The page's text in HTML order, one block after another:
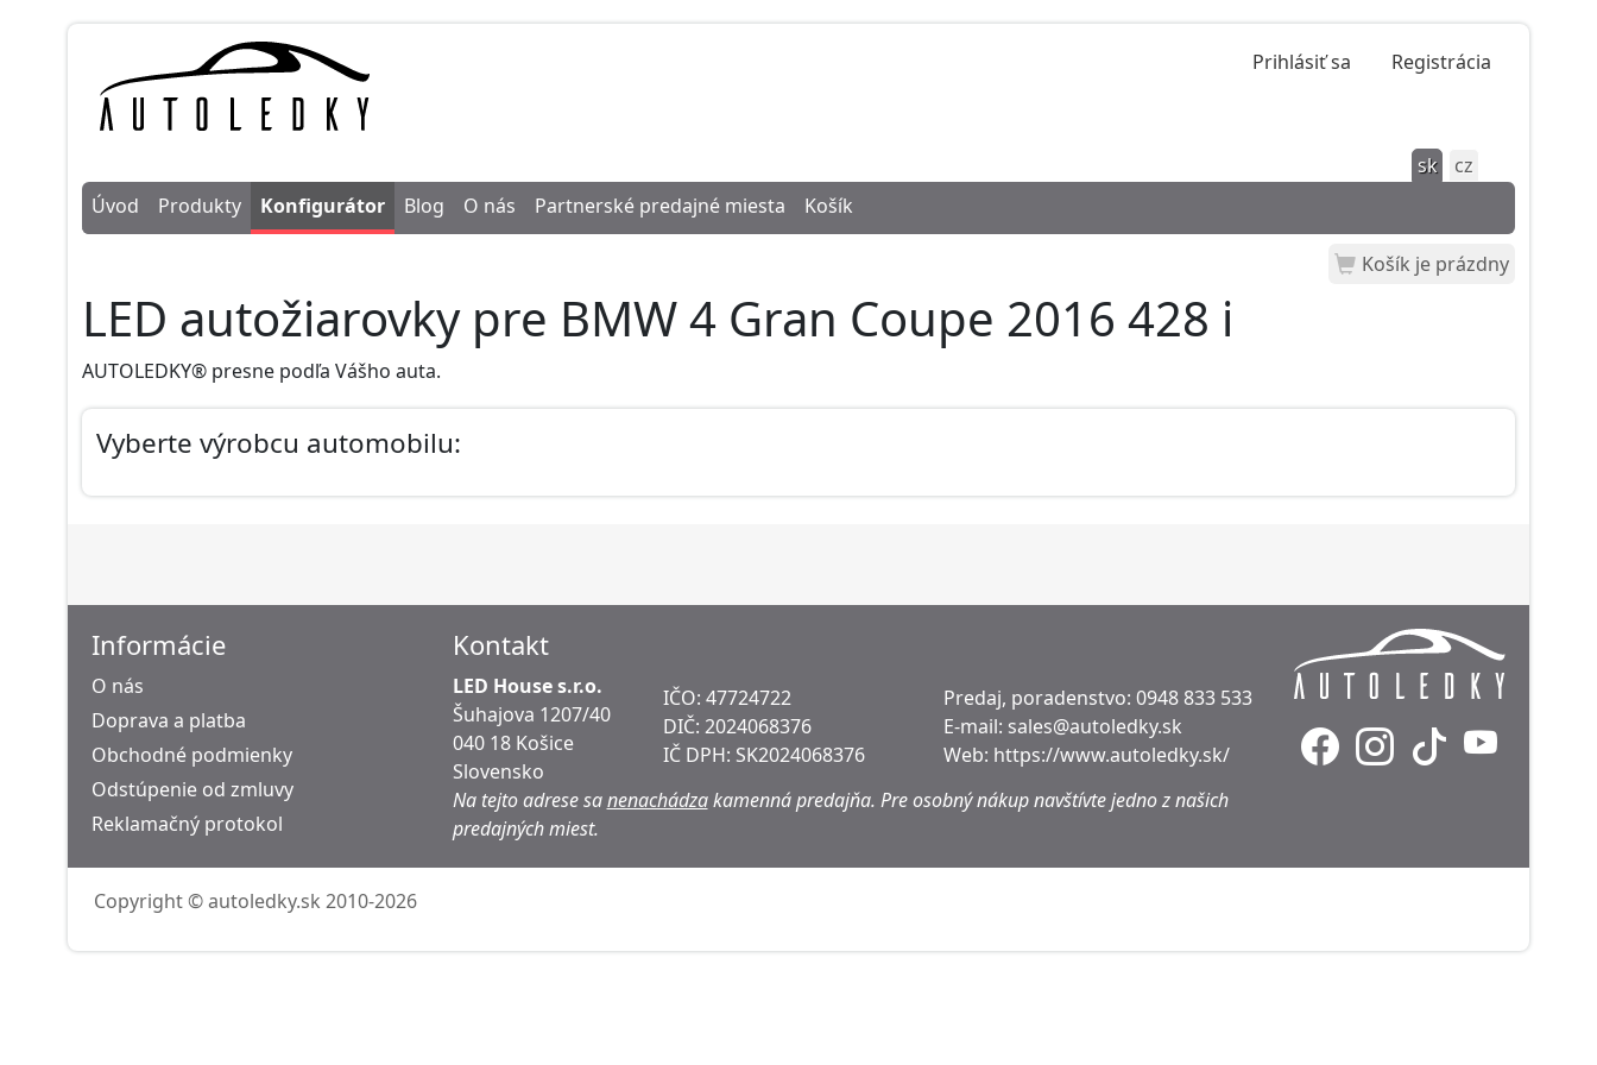
Prihlásiť sa Registrácia
sk
cz
Úvod
Produkty Konfigurátor Blog O nás Partnerské predajné miesta Košík
Košík je prázdny
LED autožiarovky pre BMW 4 Gran Coupe 2016 428 i
AUTOLEDKY® presne podľa Vášho auta.
Vyberte výrobcu automobilu:
Informácie
O nás
Doprava a platba
Obchodné podmienky
Odstúpenie od zmluvy
Reklamačný protokol
Kontakt
LED House s.r.o.
Šuhajova 1207/40
040 18 Košice
Slovensko
IČO: 47724722
DIČ: 2024068376
IČ DPH: SK2024068376
Predaj, poradenstvo: 0948 833 533
E-mail: sales@autoledky.sk
Web: https://www.autoledky.sk/
Na tejto adrese sanenachádzakamenná predajňa. Pre osobný nákup navštívte jedno z našich
predajných miest.
Copyright © autoledky.sk 2010-2026